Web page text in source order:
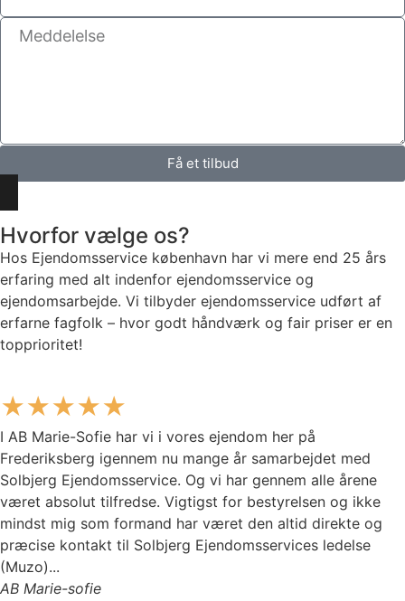
Få et tilbud
Hvorfor vælge os?
Hos Ejendomsservice københavn har vi mere end 25 års
erfaring med alt indenfor ejendomsservice og
ejendomsarbejde. Vi tilbyder ejendomsservice udført af
erfarne fagfolk – hvor godt håndværk og fair priser er en
topprioritet!
★★★★★
I AB Marie-Sofie har vi i vores ejendom her på
Frederiksberg igennem nu mange år samarbejdet med
Solbjerg Ejendomsservice. Og vi har gennem alle årene
været absolut tilfredse. Vigtigst for bestyrelsen og ikke
mindst mig som formand har været den altid direkte og
præcise kontakt til Solbjerg Ejendomsservices ledelse
(Muzo)...
AB Marie-sofie